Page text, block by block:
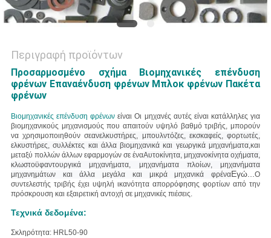
Περιγραφή προϊόντων
Προσαρμοσμένο σχήμα Βιομηχανικές επένδυση
φρένων Επαναένδυση φρένων Μπλοκ φρένων Πακέτα
φρένων
Βιομηχανικές επένδυση φρένων είναι Οι μηχανές αυτές είναι κατάλληλες για
βιομηχανικούς μηχανισμούς που απαιτούν υψηλό βαθμό τριβής, μπορούν
να χρησιμοποιηθούν σεανελκυστήρες, μπουλντόζες, εκσκαφείς, φορτωτές,
ελκυστήρες, συλλέκτες και άλλα βιομηχανικά και γεωργικά μηχανήματα,και
μεταξύ πολλών άλλων εφαρμογών σε έναΑυτοκίνητα, μηχανοκίνητα οχήματα,
κλωστοϋφαντουργικά μηχανήματα, μηχανήματα πλοίων, μηχανήματα
μηχανημάτων και άλλα μεγάλα και μικρά μηχανικά φρέναΕγώ...Ο
συντελεστής τριβής έχει υψηλή ικανότητα απορρόφησης φορτίων από την
πρόσκρουση και εξαιρετική αντοχή σε μηχανικές πιέσεις.
Τεχνικά δεδομένα:
Σκληρότητα: HRL50-90